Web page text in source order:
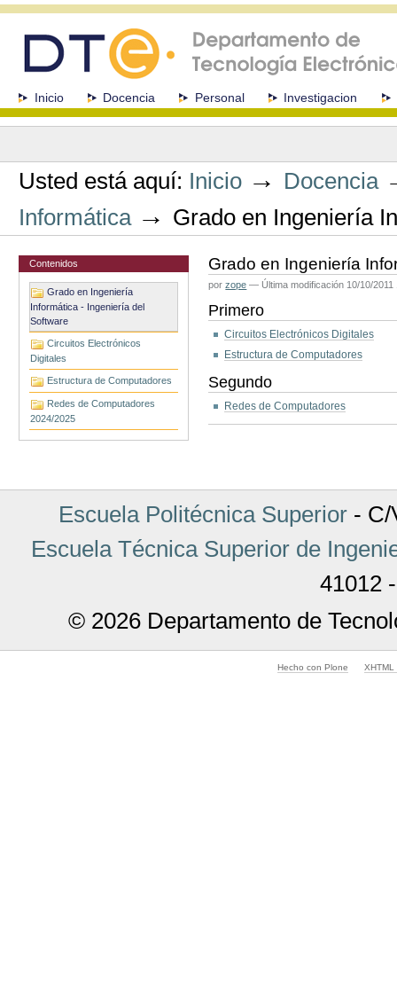
navegación
SeccionesInicio Docencia Personal Investigacion
Herramientas
Usted está aquí: Inicio → Docencia
Informática → Grado en Ingeniería
Contenidos
Grado en Ingeniería
Informática - Ingeniería del
Software
Circuitos Electrónicos
Digitales
Estructura de Computadores
Redes de Computadores
2024/2025
Grado en Ingeniería
porzope — Última modificación 10/10/2011
Primero
Circuitos Electrónicos Digitales
Estructura de Computadores
Segundo
Redes de Computadores
Escuela Politécnica Superior- C/
Escuela Técnica Superior de
41012
© 2026 Departamento de
Hecho con Plone XHTML